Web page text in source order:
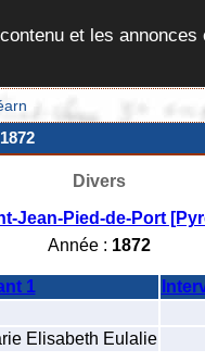
et les
Divers
Jean-Pied-de-Port
Année : 1872
1
Elisabeth Eulalie